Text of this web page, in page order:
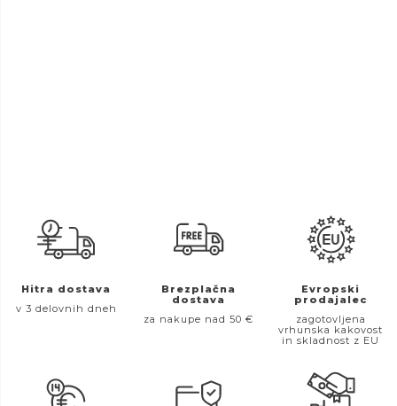
Hitra dostava
v 3 delovnih dneh
Brezplačna
dostava
za nakupe nad 50 €
Evropski
prodajalec
zagotovljena
vrhunska kakovost
in skladnost z EU